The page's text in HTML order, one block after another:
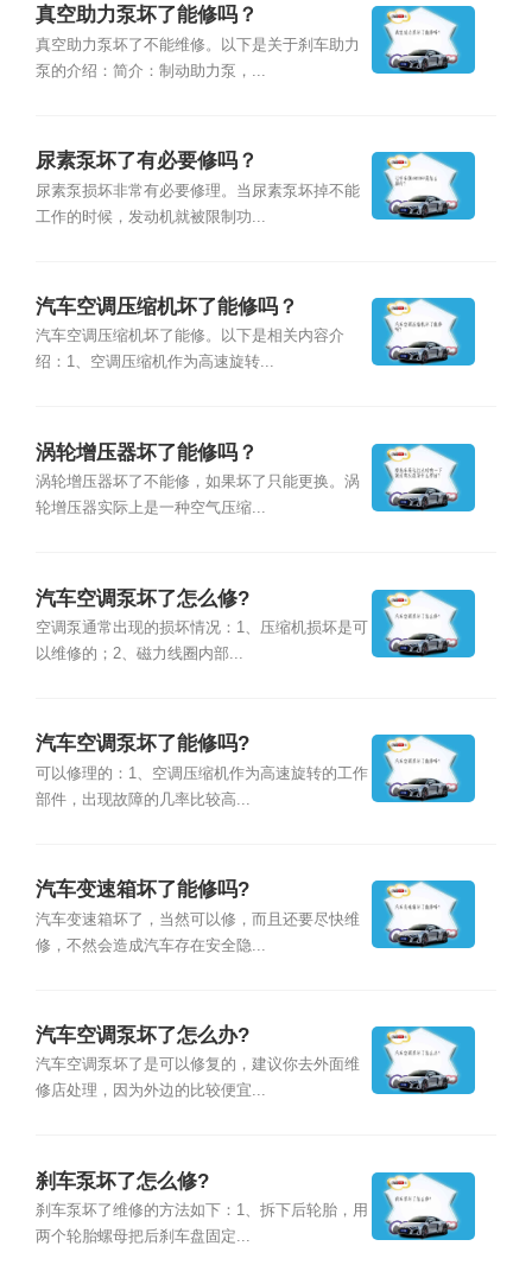
真空助力泵坏了能修吗？
真空助力泵坏了不能维修。以下是关于刹车助力
泵的介绍：简介：制动助力泵，...
尿素泵坏了有必要修吗？
尿素泵损坏非常有必要修理。当尿素泵坏掉不能
工作的时候，发动机就被限制功...
汽车空调压缩机坏了能修吗？
汽车空调压缩机坏了能修。以下是相关内容介
绍：1、空调压缩机作为高速旋转...
涡轮增压器坏了能修吗？
涡轮增压器坏了不能修，如果坏了只能更换。涡
轮增压器实际上是一种空气压缩...
汽车空调泵坏了怎么修?
空调泵通常出现的损坏情况：1、压缩机损坏是可
以维修的；2、磁力线圈内部...
汽车空调泵坏了能修吗?
可以修理的：1、空调压缩机作为高速旋转的工作
部件，出现故障的几率比较高...
汽车变速箱坏了能修吗?
汽车变速箱坏了，当然可以修，而且还要尽快维
修，不然会造成汽车存在安全隐...
汽车空调泵坏了怎么办?
汽车空调泵坏了是可以修复的，建议你去外面维
修店处理，因为外边的比较便宜...
刹车泵坏了怎么修?
刹车泵坏了维修的方法如下：1、拆下后轮胎，用
两个轮胎螺母把后刹车盘固定...